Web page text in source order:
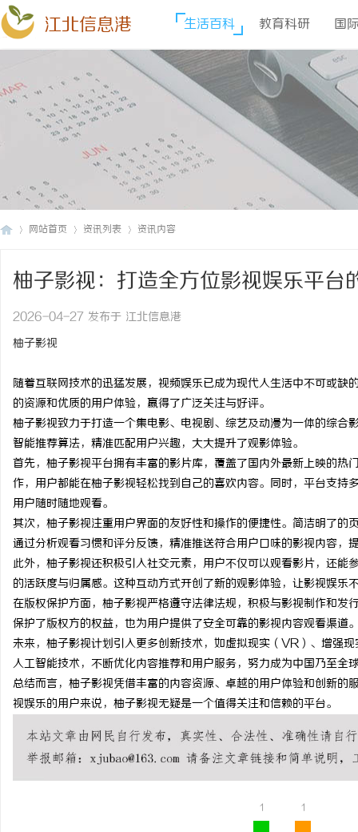
江北信息港 生活百科 教育科研 国
网站首页 资讯列表 资讯内容
柚子影视：打造全方位影视娱乐平台
2026-04-27 发布于 江北信息港
柚子影视
随着互联网技术的迅猛发展，视频娱乐已成为现代人生活中不可或
的资源和优质的用户体验，赢得了广泛关注与好评。
柚子影视致力于打造一个集电影、电视剧、综艺及动漫为一体的综
智能推荐算法，精准匹配用户兴趣，大大提升了观影体验。
首先，柚子影视平台拥有丰富的影片库，覆盖了国内外最新上映的
作，用户都能在柚子影视轻松找到自己的喜欢内容。同时，平台支
用户随时随地观看。
其次，柚子影视注重用户界面的友好性和操作的便捷性。简洁明了
通过分析观看习惯和评分反馈，精准推送符合用户口味的影视内容，
此外，柚子影视还积极引入社交元素，用户不仅可以观看影片，还
的活跃度与归属感。这种互动方式开创了新的观影体验，让影视娱
在版权保护方面，柚子影视严格遵守法律法规，积极与影视制作和
保护了版权方的权益，也为用户提供了安全可靠的影视内容观看渠道
未来，柚子影视计划引入更多创新技术，如虚拟现实（VR）、增强
人工智能技术，不断优化内容推荐和用户服务，努力成为中国乃至全
总结而言，柚子影视凭借丰富的内容资源、卓越的用户体验和创新
视娱乐的用户来说，柚子影视无疑是一个值得关注和信赖的平台。
1 1
探秘丫丫影院：免费高